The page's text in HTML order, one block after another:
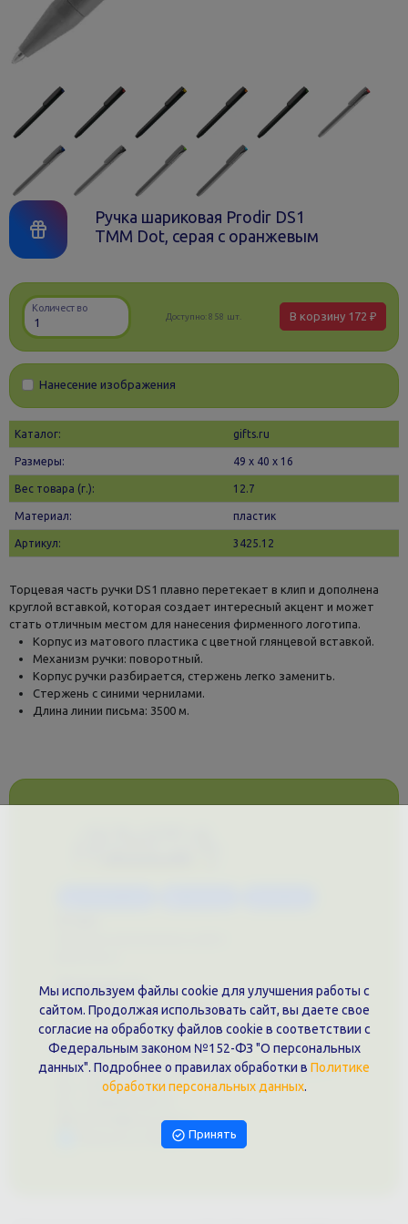
Ручка шариковая Prodir DS1
TMM Dot, серая с оранжевым
Количество
Доступно:858 шт. В корзину 172 ₽
Нанесение изображения
Каталог: gifts.ru
Размеры: 49 х 40 x 16
Вес товара (г.): 12.7
Материал: пластик
Артикул: 3425.12
Торцевая часть ручки DS1 плавно перетекает в клип и дополнена
круглой вставкой, которая создает интересный акцент и может
стать отличным местом для нанесения фирменного логотипа.
Корпус из матового пластика с цветной глянцевой вставкой.
Механизм ручки: поворотный.
Корпус ручки разбирается, стержень легко заменить.
Стержень с синими чернилами.
Длина линии письма: 3500 м.
Документы
Политика обработки персональных данных
Публичная оферта
Контакты филиала
г. Краснодар, ул. Шоссе Нефтяников, 28, оф. 51
+7 (861)202-09-02
9457070@krd-print.ru
Написать в Telegram
Мы используем файлы cookie для улучшения работы с
сайтом. Продолжая использовать сайт, вы даете свое
согласие на обработку файлов cookie в соответствии с
Федеральным законом №152-ФЗ "О персональных
данных". Подробнее о правилах обработки в Политике
обработки персональных данных.
Принять